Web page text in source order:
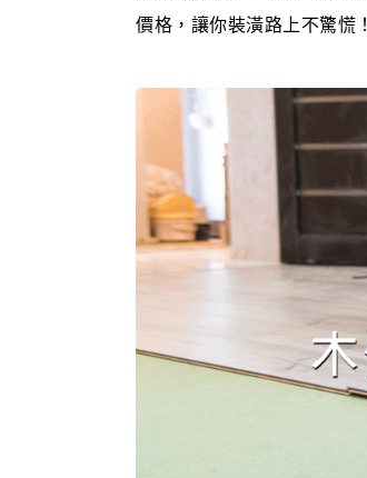
價格，讓你裝潢路上不驚慌！